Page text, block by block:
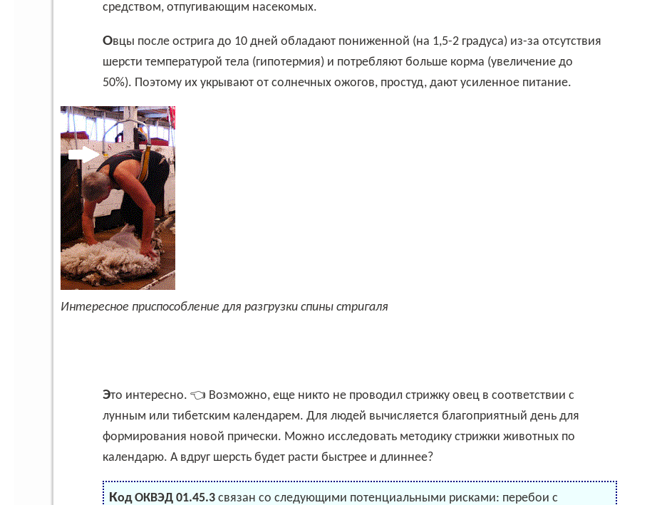
средством, отпугивающим насекомых.
Овцы после острига до 10 дней обладают пониженной (на 1,5-2 градуса) из-за отсутствия
шерсти температурой тела (гипотермия) и потребляют больше корма (увеличение до
50%). Поэтому их укрывают от солнечных ожогов, простуд, дают усиленное питание.
Интересное приспособление для разгрузки спины стригаля
Это интересно. 👈 Возможно, еще никто не проводил стрижку овец в соответствии с
лунным или тибетским календарем. Для людей вычисляется благоприятный день для
формирования новой прически. Можно исследовать методику стрижки животных по
календарю. А вдруг шерсть будет расти быстрее и длиннее?
Код ОКВЭД 01.45.3связан со следующими потенциальными рисками: перебои с